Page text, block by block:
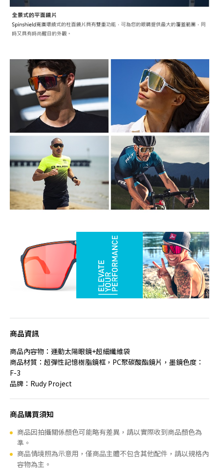
商品資訊
商品內容物：運動太陽眼鏡+超細纖維袋
商品材質：超彈性記憶樹脂鏡框，PC聚碳酸酯鏡片，墨鏡色度：
F-3
品牌：Rudy Project
商品購買須知
商品因拍攝關係顏色可能略有差異，請以實際收到商品顏色為
準。
商品情境照為示意用，僅商品主體不包含其他配件，請以規格內
容物為主。